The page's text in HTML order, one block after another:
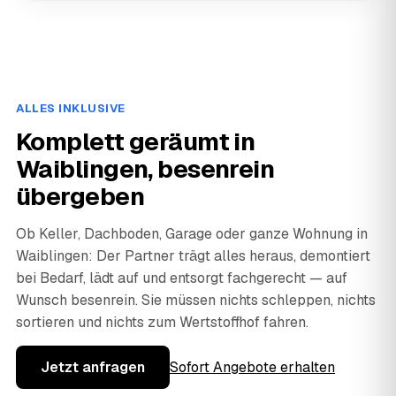
ALLES INKLUSIVE
Komplett geräumt in
Waiblingen, besenrein
übergeben
Ob Keller, Dachboden, Garage oder ganze Wohnung in
Waiblingen: Der Partner trägt alles heraus, demontiert
bei Bedarf, lädt auf und entsorgt fachgerecht — auf
Wunsch besenrein. Sie müssen nichts schleppen, nichts
sortieren und nichts zum Wertstoffhof fahren.
Jetzt anfragen Sofort Angebote erhalten